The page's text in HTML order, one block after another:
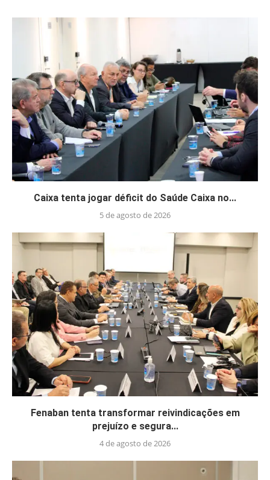
Caixa tenta jogar déficit do Saúde Caixa no...
5 de agosto de 2026
Fenaban tenta transformar reivindicações em
prejuízo e segura...
4 de agosto de 2026